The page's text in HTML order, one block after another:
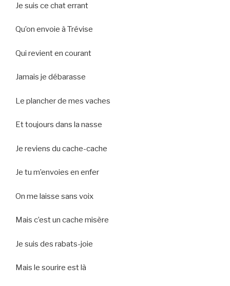
Je suis ce chat errant
Qu’on envoie à Trévise
Qui revient en courant
Jamais je débarasse
Le plancher de mes vaches
Et toujours dans la nasse
Je reviens du cache-cache
Je tu m’envoies en enfer
On me laisse sans voix
Mais c’est un cache misère
Je suis des rabats-joie
Mais le sourire est là